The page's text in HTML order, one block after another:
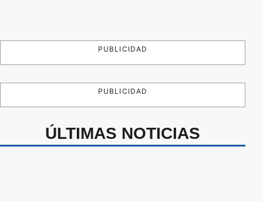
PUBLICIDAD
PUBLICIDAD
ÚLTIMAS NOTICIAS